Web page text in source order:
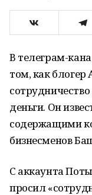
В телеграм-
том, как
деньги. Он
содержащими
бизнесменов
С аккаунта
просил